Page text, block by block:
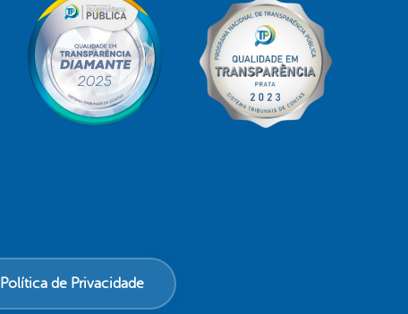
Política de Privacidade